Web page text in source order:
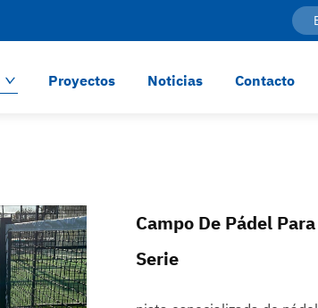
Proyectos Noticias Contacto
Campo De Pádel
Serie